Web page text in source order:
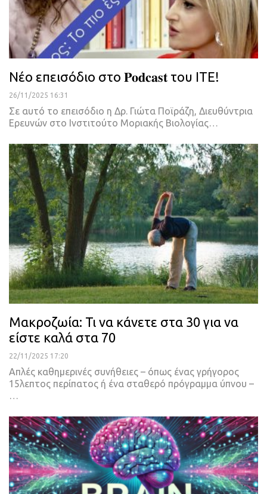
Νέο επεισόδιο στο 𝐏𝐨𝐝𝐜𝐚𝐬𝐭 του ΙΤΕ!
26/11/2025 16:31
Σε αυτό το επεισόδιο η Δρ. Γιώτα Ποϊράζη, Διευθύντρια
Ερευνών στο Ινστιτούτο Μοριακής Βιολογίας…
Μακροζωία: Τι να κάνετε στα 30 για να
είστε καλά στα 70
22/11/2025 17:20
Απλές καθημερινές συνήθειες – όπως ένας γρήγορος
15λεπτος περίπατος ή ένα σταθερό πρόγραμμα ύπνου –
…